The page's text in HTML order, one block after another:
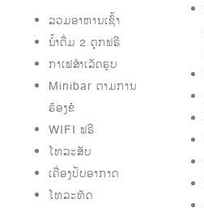
ລວມອາຫານເຊົ້າ
ນ້ຳດື່ມ 2 ຕຸກຟຣີ
ກາເຟສຳເລັດຮູບ
Minibar ຕາມການ
ຮ້ອງຂໍ
WIFI ຟຣີ
ໂທລະສັບ
ເຄື່ອງປັບອາກາດ
ໂທລະທັດ